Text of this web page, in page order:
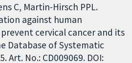
C, Martin-Hirsch PPL.
against human
cervical cancer and its
Database of Systematic
Art. No.: CD009069. DOI: